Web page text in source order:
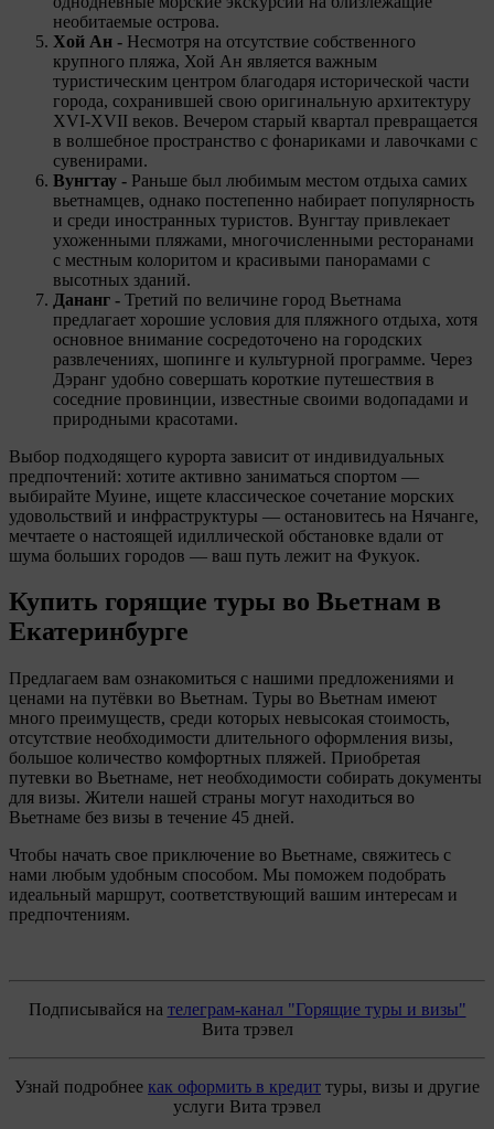
необитаемые острова.
Хой Ан - Несмотря на отсутствие собственного
крупного пляжа, Хой Ан является важным
туристическим центром благодаря исторической части
города, сохранившей свою оригинальную архитектуру
XVI-XVII веков. Вечером старый квартал превращается
в волшебное пространство с фонариками и лавочками с
сувенирами.
Вунгтау - Раньше был любимым местом отдыха самих
вьетнамцев, однако постепенно набирает популярность
и среди иностранных туристов. Вунгтау привлекает
ухоженными пляжами, многочисленными ресторанами
с местным колоритом и красивыми панорамами с
высотных зданий.
Дананг - Третий по величине город Вьетнама
предлагает хорошие условия для пляжного отдыха, хотя
основное внимание сосредоточено на городских
развлечениях, шопинге и культурной программе. Через
Дэранг удобно совершать короткие путешествия в
соседние провинции, известные своими водопадами и
природными красотами.
Выбор подходящего курорта зависит от индивидуальных
предпочтений: хотите активно заниматься спортом —
выбирайте Муине, ищете классическое сочетание морских
удовольствий и инфраструктуры — остановитесь на Нячанге,
мечтаете о настоящей идиллической обстановке вдали от
шума больших городов — ваш путь лежит на Фукуок.
Купить горящие туры во Вьетнам в
Екатеринбурге
Предлагаем вам ознакомиться с нашими предложениями и
ценами на путёвки во Вьетнам. Туры во Вьетнам имеют
много преимуществ, среди которых невысокая стоимость,
отсутствие необходимости длительного оформления визы,
большое количество комфортных пляжей. Приобретая
путевки во Вьетнаме, нет необходимости собирать документы
для визы. Жители нашей страны могут находиться во
Вьетнаме без визы в течение 45 дней.
Чтобы начать свое приключение во Вьетнаме, свяжитесь с
нами любым удобным способом. Мы поможем подобрать
идеальный маршрут, соответствующий вашим интересам и
предпочтениям.
Подписывайся на телеграм-канал "Горящие туры и визы"
Вита трэвел
Узнай подробнее как оформить в кредит туры, визы и другие
услуги Вита трэвел